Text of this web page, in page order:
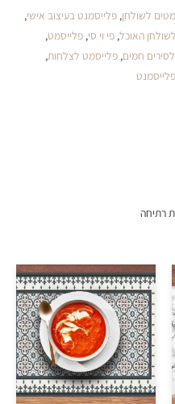
לשולחן, פלייסמנט בעיצוב אישי,
לשולחן האוכל, פי וי סי, פלייסמט,
חמים, פלייסמט לצלחות,
פלייסמנט
רתיחה